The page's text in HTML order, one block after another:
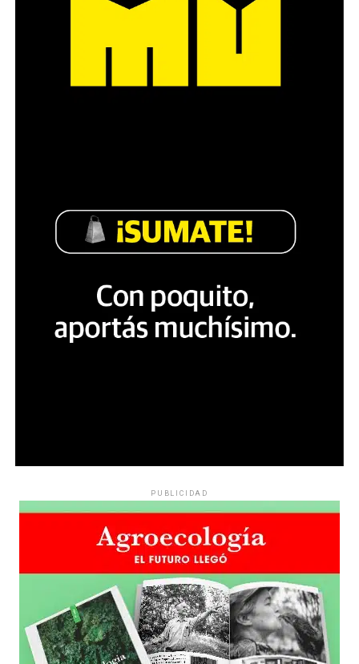
PUBLICIDAD